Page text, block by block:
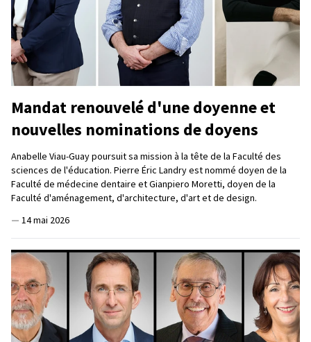
Mandat renouvelé d'une doyenne et
nouvelles nominations de doyens
Anabelle Viau-Guay poursuit sa mission à la tête de la Faculté des
sciences de l'éducation. Pierre Éric Landry est nommé doyen de la
Faculté de médecine dentaire et Gianpiero Moretti, doyen de la
Faculté d'aménagement, d'architecture, d'art et de design.
— 14 mai 2026